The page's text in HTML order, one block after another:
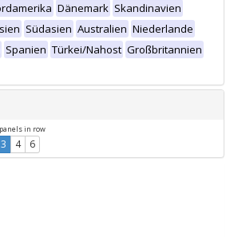
Dänemark Skandinavien
Südasien Australien Niederlande
Spanien Türkei/Nahost Großbritannien
in row
3 4 6